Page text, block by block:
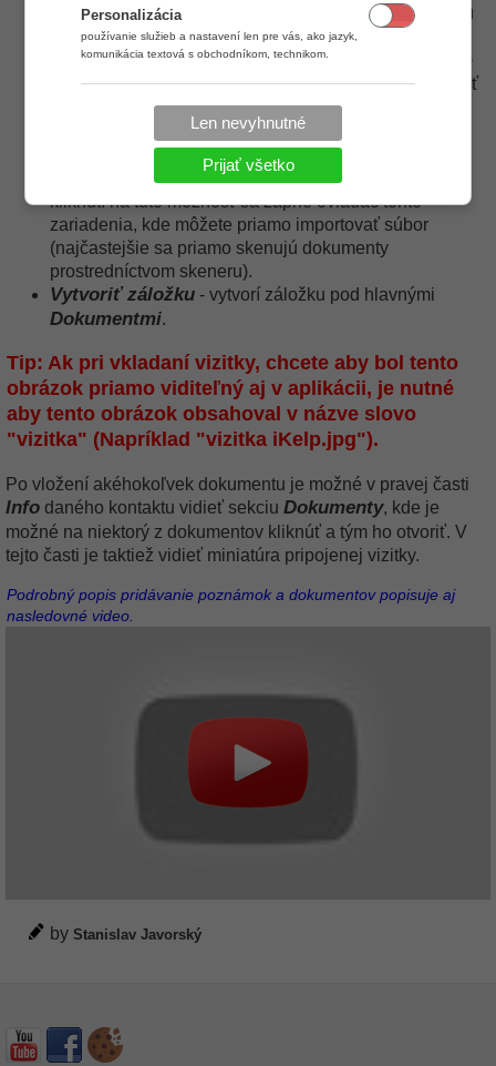
skopíruje daný súbor, takže úprava pôvodného súboru
nijako neovplyvní súbor pripojený k tomuto kontaktu.
Vložiť URL adresu (odkaz na web stránku / ftp)
-
zadajte internetovú adresu, ktorej odkaz chcete pripojiť
k tomuto kontaktu a následne zadajte názov tejto
Vložiť súbor z (TWAIN)- v prípade, že máte v
nastaveniach nastavené zariadenia TWAIN, tak po
kliknutí na túto možnosť sa zapne ovládač tohto
zariadenia, kde môžete priamo importovať súbor
(najčastejšie sa priamo skenujú dokumenty
prostredníctvom skeneru).
Vytvoriť záložku - vytvorí záložku pod hlavnými
Dokumentmi.
Tip: Ak pri vkladaní vizitky, chcete aby bol tento
obrázok priamo viditeľný aj v aplikácii, je nutné
aby tento obrázok obsahoval v názve slovo
"vizitka" (Napríklad "vizitka iKelp.jpg").
Po vložení akéhokoľvek dokumentu je možné v pravej časti
Info daného kontaktu vidieť sekciu Dokumenty, kde je
možné na niektorý z dokumentov kliknúť a tým ho otvoriť. V
tejto časti je taktiež vidieť miniatúra pripojenej vizitky.
Podrobný popis pridávanie poznámok a dokumentov popisuje aj
nasledovné video.
by Stanislav Javorský
Personalizácia
používanie služieb a nastavení len pre vás, ako jazyk,
komunikácia textová s obchodníkom, technikom.
Len nevyhnutné
Prijať všetko